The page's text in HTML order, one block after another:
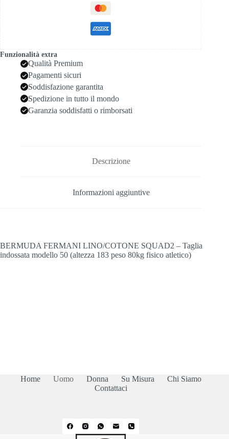
Funzionalità extra
Qualità Premium
Pagamenti sicuri
Soddisfazione garantita
Spedizione in tutto il mondo
Garanzia soddisfatti o rimborsati
Descrizione
Informazioni aggiuntive
BERMUDA FERMANI LINO/COTONE SQUAD2 – Taglia
indossata modello 50 (altezza 183 peso 80kg fisico atletico)
Home Uomo Donna Su Misura
Chi Siamo
Contattaci